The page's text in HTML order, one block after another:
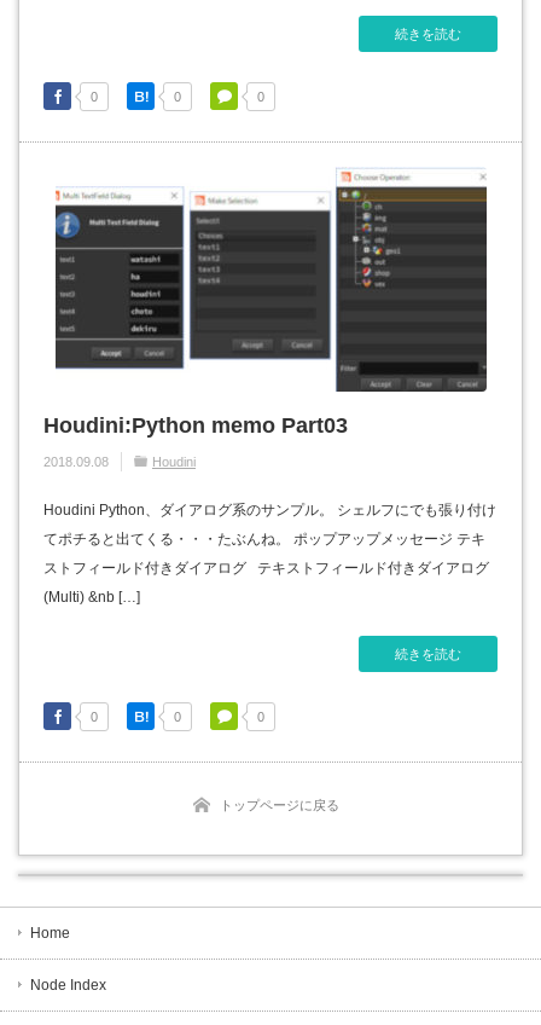
続きを読む
0 0 0
Houdini:Python memo Part03
2018.09.08 Houdini
Houdini Python、ダイアログ系のサンプル。 シェルフにでも張り付け
てポチると出てくる・・・たぶんね。 ポップアップメッセージ テキ
ストフィールド付きダイアログ テキストフィールド付きダイアログ
(Multi) &nb […]
続きを読む
0 0 0
トップページに戻る
Home
Node Index